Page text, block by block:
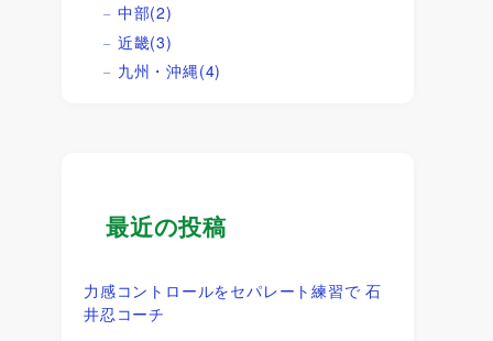
中部(2)
近畿(3)
九州・沖縄(4)
最近の投稿
力感コントロールをセパレート練習で 石
井忍コーチ